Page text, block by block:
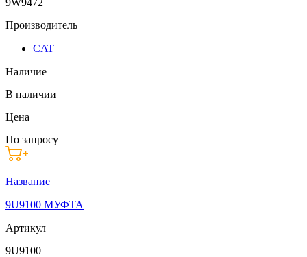
Производитель
CAT
Наличие
В наличии
Цена
По запросу
Название
9U9100 МУФТА
Артикул
9U9100